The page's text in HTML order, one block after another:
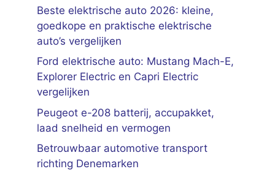
Beste elektrische auto 2026: kleine,
goedkope en praktische elektrische
auto’s vergelijken
Ford elektrische auto: Mustang Mach-E,
Explorer Electric en Capri Electric
vergelijken
Peugeot e-208 batterij, accupakket,
laad snelheid en vermogen
Betrouwbaar automotive transport
richting Denemarken